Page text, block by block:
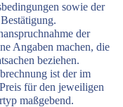
sowie der
der
Angaben machen, die
beziehen.
ist der im
für den jeweiligen
maßgebend.